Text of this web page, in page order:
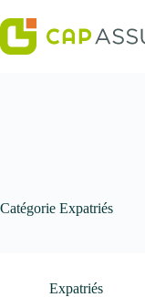
au
contenu
Catégorie Expatriés
Expatriés